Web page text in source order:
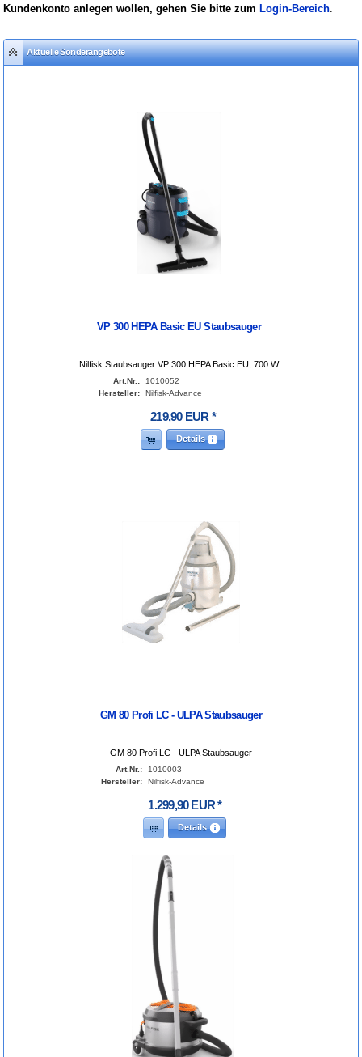
Kundenkonto anlegen wollen, gehen Sie bitte zumLogin-Bereich
Aktuelle Sonderangebote
VP 300 HEPA Basic EU Staubsauger
Nilfisk Staubsauger VP 300 HEPA Basic EU, 700 W
Art.Nr.:
1010052
Hersteller:
Nilfisk-Advance
219,90 EUR *
Details
GM 80 Profi LC - ULPA Staubsauger
GM 80 Profi LC - ULPA Staubsauger
Art.Nr.:
1010003
Hersteller:
Nilfisk-Advance
1.299,90 EUR*
Details